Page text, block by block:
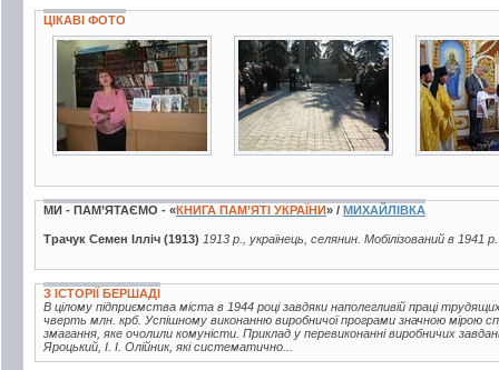
ЦІКАВІ ФОТО
3 фото 3 фото 8 фото
МИ - ПАМ’ЯТАЄМО - «КНИГА ПАМ’ЯТІ УКРАЇНИ» / МИХАЙЛІВКА
Трачук Семен Ілліч (1913) 1913 р., українець, селянин. Мобілізований в 1941
З ІСТОРІЇ БЕРШАДІ
В цілому підприємства міста в 1944 році завдяки наполегливій праці
чверть млн. крб. Успішному виконанню виробничої програми значною мірою
змагання, яке очолили комуністи. Приклад у перевиконанні виробничих
Яроцький, І. І. Олійник, які систематично...